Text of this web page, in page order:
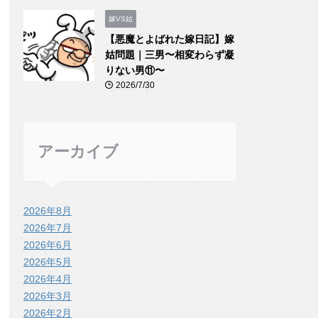
嫁VS姑
【悪魔とよばれた嫁日記】嫁
姑問題｜三男〜相変わらず凝
りない男⑪〜
2026/7/30
アーカイブ
2026年8月
2026年7月
2026年6月
2026年5月
2026年4月
2026年3月
2026年2月